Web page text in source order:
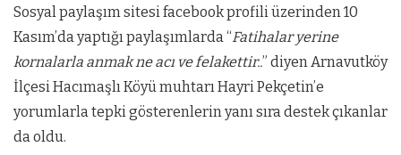
Sosyal paylaşım sitesi facebook profili üzerinden 10
Kasım’da yaptığı paylaşımlarda “Fatihalar yerine
kornalarla anmak ne acı ve felakettir..” diyen Arnavutköy
İlçesi Hacımaşlı Köyü muhtarı Hayri Pekçetin’e
yorumlarla tepki gösterenlerin yanı sıra destek çıkanlar
da oldu.